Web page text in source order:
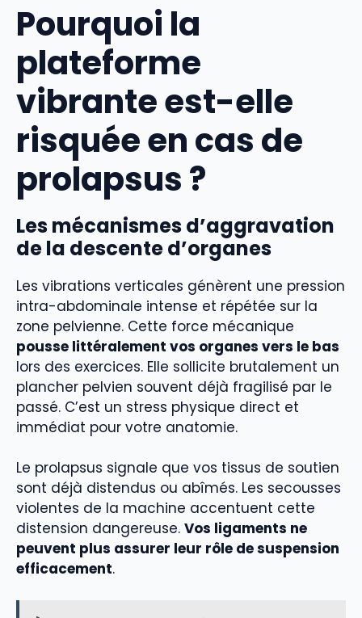
Pourquoi la
plateforme
vibrante est-elle
risquée en cas de
prolapsus ?
Les mécanismes d’aggravation
de la descente d’organes
Les vibrations verticales génèrent une pression
intra-abdominale intense et répétée sur la
zone pelvienne. Cette force mécanique
pousse littéralement vos organes vers le bas
lors des exercices. Elle sollicite brutalement un
plancher pelvien souvent déjà fragilisé par le
passé. C’est un stress physique direct et
immédiat pour votre anatomie.
Le prolapsus signale que vos tissus de soutien
sont déjà distendus ou abîmés. Les secousses
violentes de la machine accentuent cette
distension dangereuse. Vos ligaments ne
peuvent plus assurer leur rôle de suspension
efficacement.